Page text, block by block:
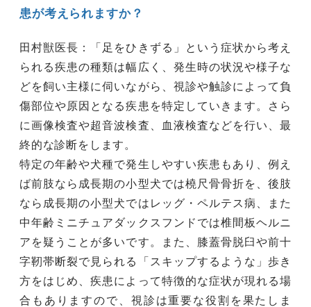
患が考えられますか？
田村獣医長：「足をひきずる」という症状から考え
られる疾患の種類は幅広く、発生時の状況や様子な
どを飼い主様に伺いながら、視診や触診によって負
傷部位や原因となる疾患を特定していきます。さら
に画像検査や超音波検査、血液検査などを行い、最
終的な診断をします。
特定の年齢や犬種で発生しやすい疾患もあり、例え
ば前肢なら成長期の小型犬では橈尺骨骨折を、後肢
なら成長期の小型犬ではレッグ・ペルテス病、また
中年齢ミニチュアダックスフンドでは椎間板ヘルニ
アを疑うことが多いです。また、膝蓋骨脱臼や前十
字靭帯断裂で見られる「スキップするような」歩き
方をはじめ、疾患によって特徴的な症状が現れる場
合もありますので、視診は重要な役割を果たしま